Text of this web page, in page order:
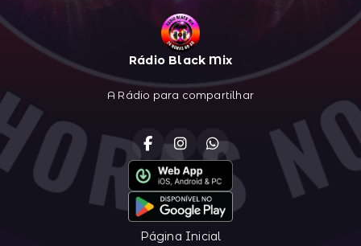
Rádio Black Mix
A Rádio para compartilhar
Página Inicial